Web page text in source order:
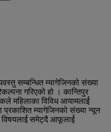
सम्बन्धित म्यागेजिनको संख्या
गरिएको हो । कान्तिपुर
महिलाका विविध आयामलार्ई
म्यागेजिनको संख्या न्यून
समेट्दै आफूलार्ई